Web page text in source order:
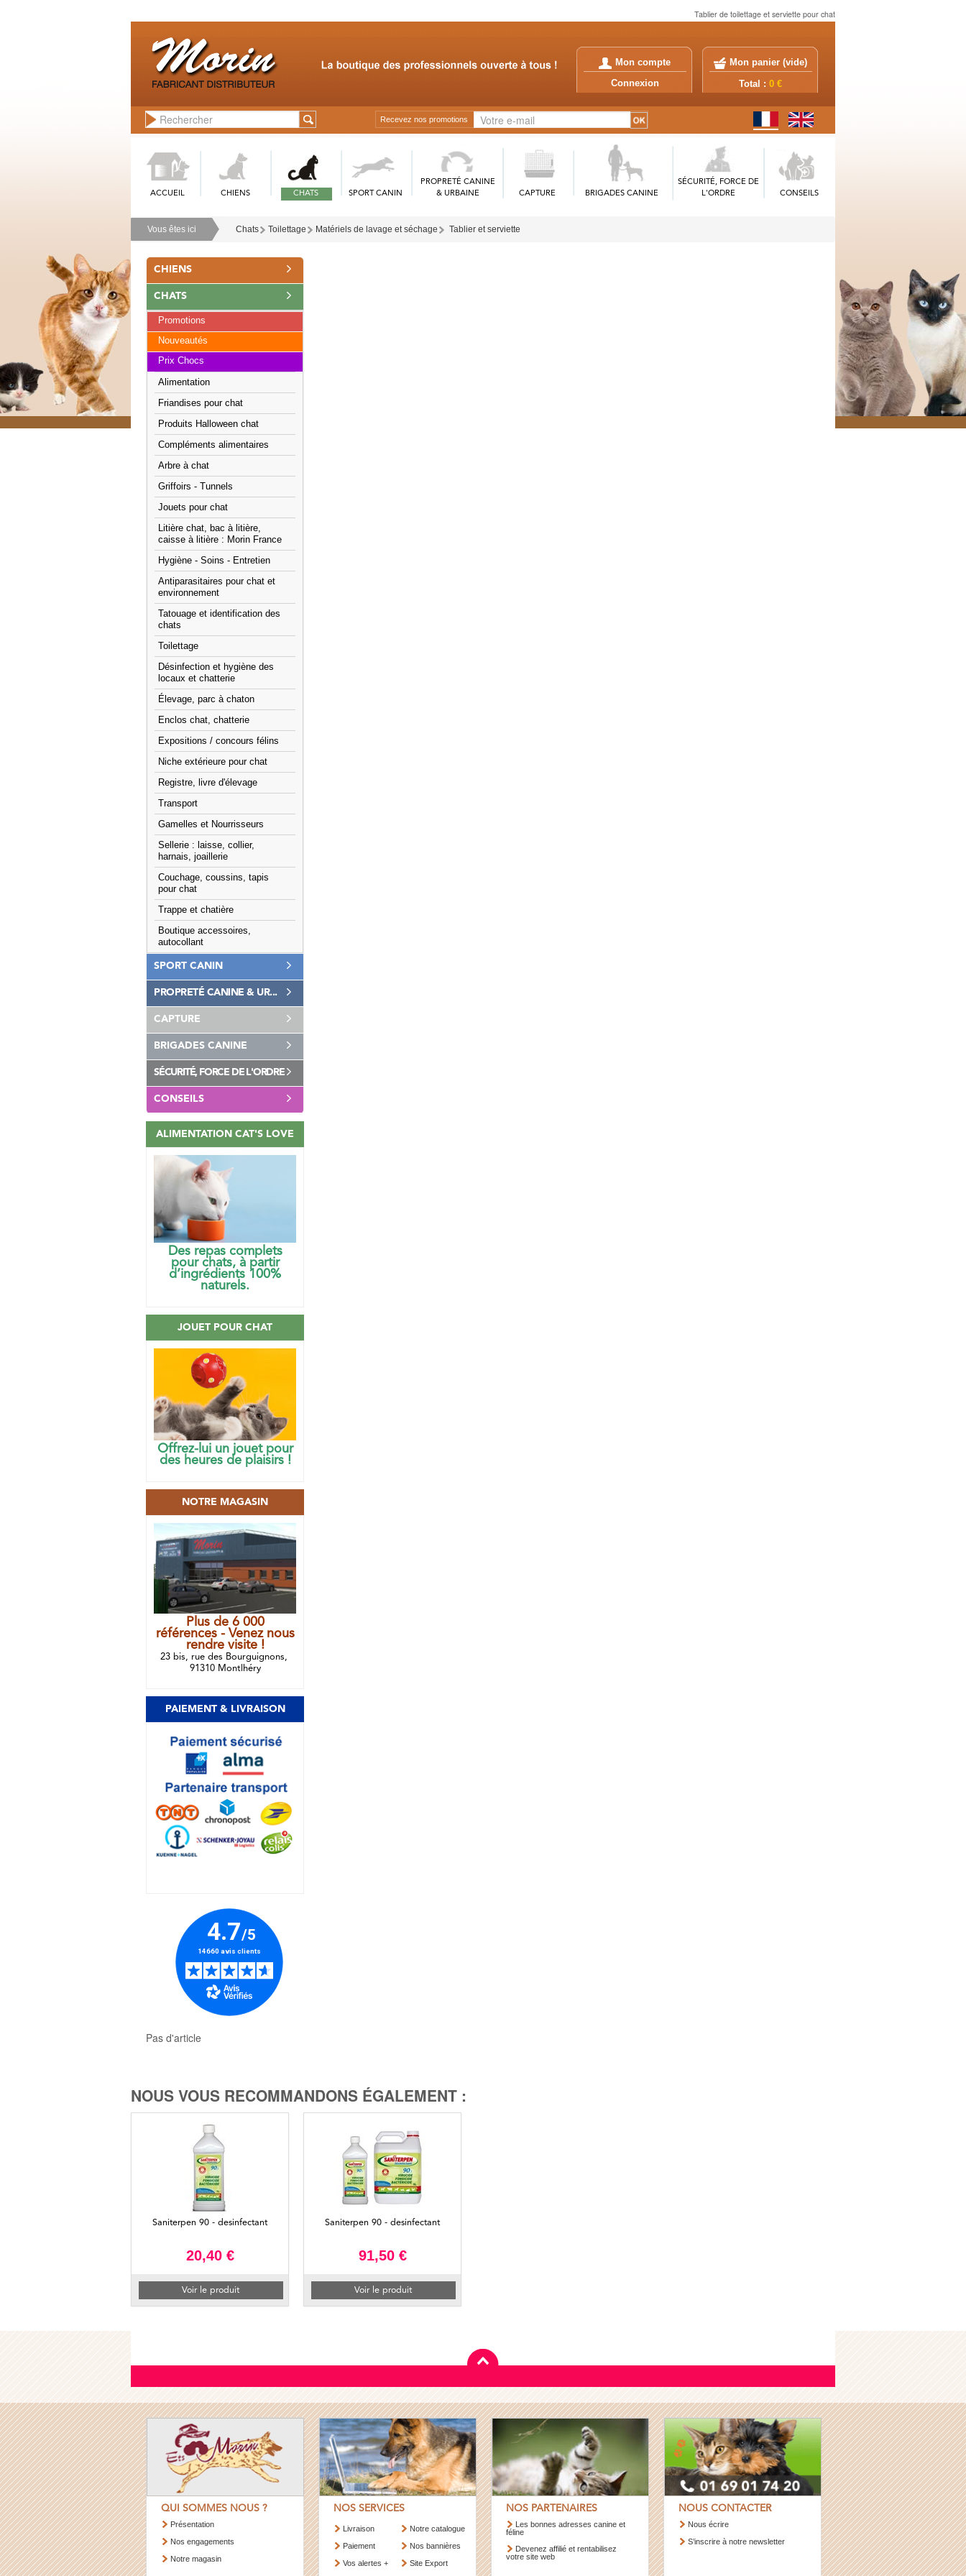
Tablier de toilettage et serviette pour chat
Mon compte
Connexion
Mon panier (vide)
Total : 0 €
Recevez nos promotions
ACCUEIL CHIENS CHATS SPORT CANIN
PROPRETÉ CANINE
& URBAINE
CAPTURE BRIGADES CANINE
SÉCURITÉ, FORCE DE
L'ORDRE
CONSEILS
Vous êtes ici Chats Toilettage Matériels de lavage et séchage Tablier et serviette
CHIENS
CHATS
Promotions
Nouveautés
Prix Chocs
Alimentation
Friandises pour chat
Produits Halloween chat
Compléments alimentaires
Arbre à chat
Griffoirs - Tunnels
Jouets pour chat
Litière chat, bac à litière,
caisse à litière : Morin France
Hygiène - Soins - Entretien
Antiparasitaires pour chat et
environnement
Tatouage et identification des
chats
Toilettage
Désinfection et hygiène des
locaux et chatterie
Élevage, parc à chaton
Enclos chat, chatterie
Expositions / concours félins
Niche extérieure pour chat
Registre, livre d'élevage
Transport
Gamelles et Nourrisseurs
Sellerie : laisse, collier,
harnais, joaillerie
Couchage, coussins, tapis
pour chat
Trappe et chatière
Boutique accessoires,
autocollant
SPORT CANIN
PROPRETÉ CANINE & UR...
CAPTURE
BRIGADES CANINE
SÉCURITÉ, FORCE DE L'ORDRE
CONSEILS
ALIMENTATION CAT'S LOVE
Des repas complets
pour chats, à partir
d’ingrédients 100%
naturels.
JOUET POUR CHAT
Offrez-lui un jouet pour
des heures de plaisirs !
NOTRE MAGASIN
Plus de 6 000
références - Venez nous
rendre visite !
23 bis, rue des Bourguignons,
91310 Montlhéry
PAIEMENT & LIVRAISON
Pas d'article
NOUS VOUS RECOMMANDONS ÉGALEMENT :
Saniterpen 90 - desinfectant
20,40 €
Voir le produit
Saniterpen 90 - desinfectant
91,50 €
Voir le produit
QUI SOMMES NOUS ?
Présentation
Nos engagements
Notre magasin
NOS SERVICES
Livraison
Paiement
Vos alertes +
Notre catalogue
Nos bannières
Site Export
NOS PARTENAIRES
Les bonnes adresses canine et
féline
Devenez affilié et rentabilisez
votre site web
NOUS CONTACTER
Nous écrire
S’inscrire à notre newsletter